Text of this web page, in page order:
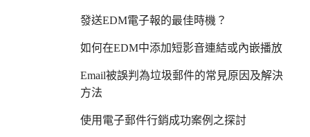
發送EDM電子報的最佳時機？
如何在EDM中添加短影音連結或內嵌播放
Email被誤判為垃圾郵件的常見原因及解決
方法
使用電子郵件行銷成功案例之探討